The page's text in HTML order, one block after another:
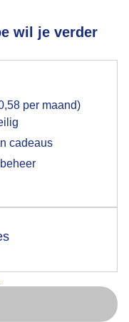
wil je verder
per maand)
cadeaus
37x bekeken
voor het
op hebt gegeven,
browser waarin
later